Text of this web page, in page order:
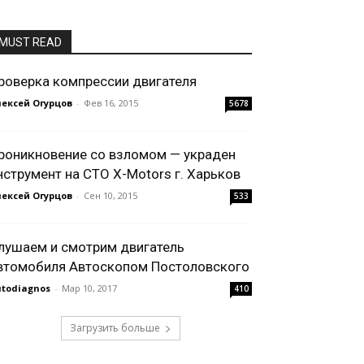
MUST READ
компрессии двигателя
Огурцов - Фев 16, 2015 5678
со взломом — украден
на СТО X-Motors г. Харьков
Огурцов - Сен 10, 2015 533
и смотрим двигатель
Автоскопом Постоловского
- Мар 10, 2017 410
Загрузить больше